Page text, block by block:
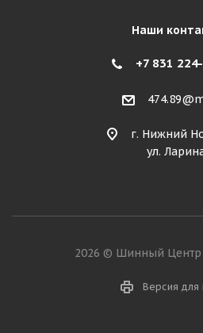
Наши
+7 831
г. Нижний
ул.
2026 © Шинный Центр
Версия для